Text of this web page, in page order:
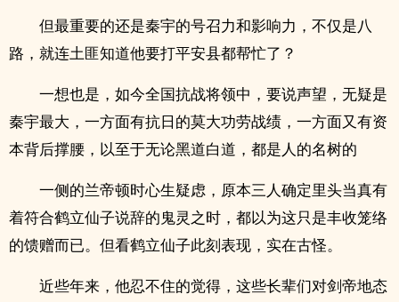
但最重要的还是秦宇的号召力和影响力，不仅是八
路，就连土匪知道他要打平安县都帮忙了？
一想也是，如今全国抗战将领中，要说声望，无疑是
秦宇最大，一方面有抗日的莫大功劳战绩，一方面又有资
本背后撑腰，以至于无论黑道白道，都是人的名树的
一侧的兰帝顿时心生疑虑，原本三人确定里头当真有
着符合鹤立仙子说辞的鬼灵之时，都以为这只是丰收笼络
的馈赠而已。但看鹤立仙子此刻表现，实在古怪。
近些年来，他忍不住的觉得，这些长辈们对剑帝地态